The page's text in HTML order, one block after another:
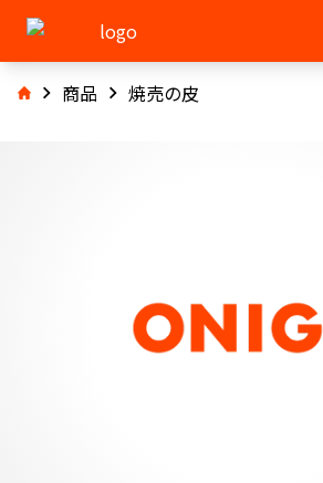
商品 焼売の皮